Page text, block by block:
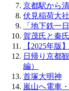
京都駅から
伏見稲荷大
「地下鉄一
賀茂氏と秦氏
【2025年版
日帰り京都
編）
首塚大明神
嵐山へ電車